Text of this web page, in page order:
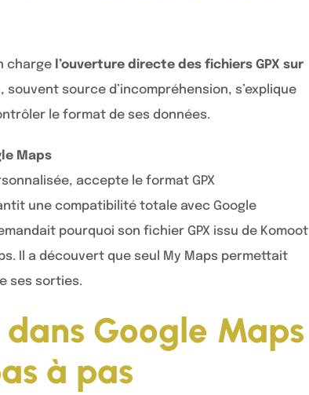
charge l’ouverture directe des fichiers GPX sur
source d’incompréhension, s’explique
le format de ses données.
Maps
accepte le format GPX
une compatibilité totale avec Google
pourquoi son fichier GPX issu de Komoot
Il a découvert que seul My Maps permettait
ses sorties.
Google Maps
à pas